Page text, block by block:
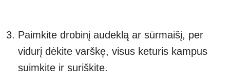
Paimkite drobinį audeklą ar sūrmaišį, per
vidurį dėkite varškę, visus keturis kampus
suimkite ir suriškite.